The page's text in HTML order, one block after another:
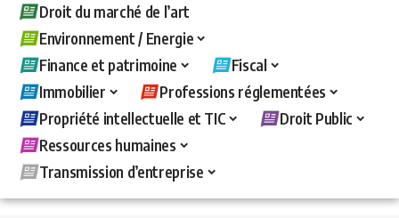
Droit du marché de l’art
Environnement / Energie
Finance et patrimoine
Fiscal
Immobilier
Professions réglementées
Propriété intellectuelle et TIC
Droit Public
Ressources humaines
Transmission d’entreprise